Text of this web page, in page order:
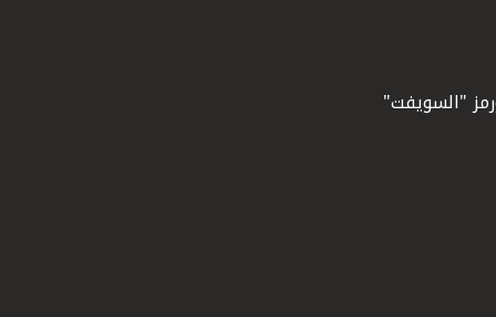
"السويفت"